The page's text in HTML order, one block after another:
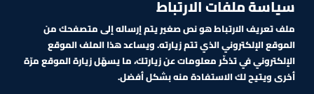
اشترك
سياسة ملفات الارتباط
ملف تعريف الارتباط هو نص صغير يتم إرساله إلى متصفحك من
الموقع الإلكتروني الذي تتم زيارته. ويساعد هذا الملف الموقع
الإلكتروني في تذكّر معلومات عن زيارتك، ما يسهّل زيارة الموقع مرّة
أخرى ويتيح لك الاستفادة منه بشكل أفضل.